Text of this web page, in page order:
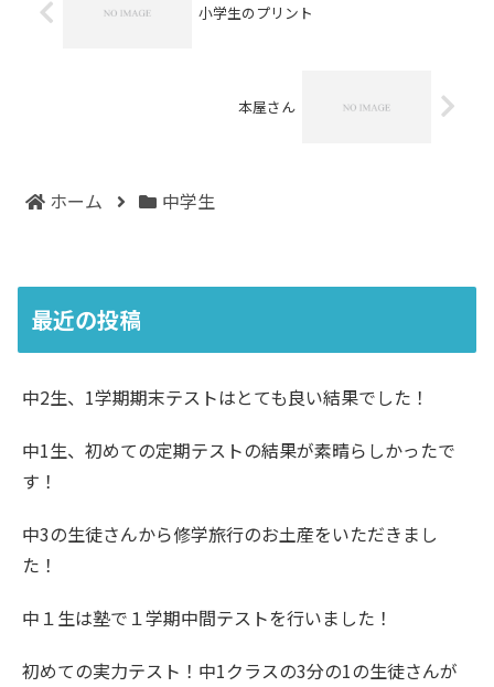
小学生のプリント
本屋さん
ホーム 中学生
最近の投稿
中2生、1学期期末テストはとても良い結果でした！
中1生、初めての定期テストの結果が素晴らしかったで
す！
中3の生徒さんから修学旅行のお土産をいただきまし
た！
中１生は塾で１学期中間テストを行いました！
初めての実力テスト！中1クラスの3分の1の生徒さんが